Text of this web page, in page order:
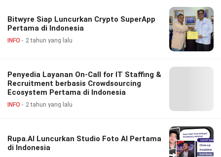
Bitwyre Siap Luncurkan Crypto SuperApp
Pertama di Indonesia
INFO 2 tahun yang lalu
Penyedia Layanan On-Call for IT Staffing &
Recruitment berbasis Crowdsourcing
Ecosystem Pertama di Indonesia
INFO 2 tahun yang lalu
Rupa.AI Luncurkan Studio Foto AI Pertama
di Indonesia